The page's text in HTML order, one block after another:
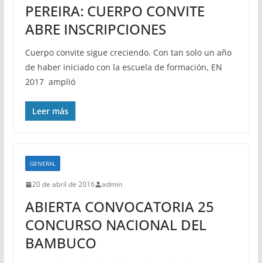
PEREIRA: CUERPO CONVITE
ABRE INSCRIPCIONES
Cuerpo convite sigue creciendo. Con tan solo un año
de haber iniciado con la escuela de formación, EN
2017 amplió
Leer más
GENERAL
20 de abril de 2016 admin
ABIERTA CONVOCATORIA 25
CONCURSO NACIONAL DEL
BAMBUCO